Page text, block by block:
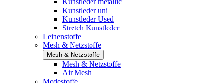
Kunstleder metallic
Kunstleder uni
Kunstleder Used
Stretch Kunstleder
Leinenstoffe
Mesh & Netzstoffe
Mesh & Netzstoffe
Mesh & Netzstoffe
Air Mesh
Modestoffe